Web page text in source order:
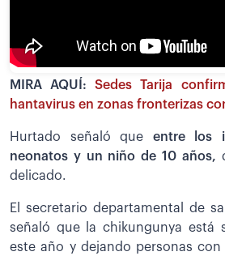
MIRA AQUÍ:Sedes Tarija
hantavirus en zonas fronterizas
Hurtado señaló que entre los
neonatos y un niño de 10 años,
delicado.
El secretario departamental de
señaló que la chikungunya está
este año y dejando personas con